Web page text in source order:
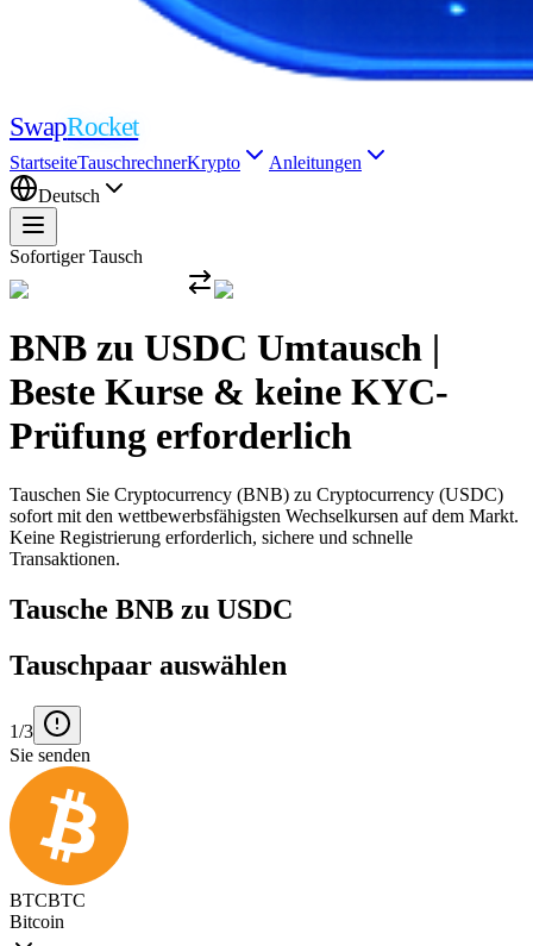
SwapRocket
StartseiteTauschrechnerKrypto
Anleitungen
Deutsch
Sofortiger Tausch
BNB zu USDC Umtausch |
Beste Kurse & keine KYC-
Prüfung erforderlich
Tauschen Sie Cryptocurrency (BNB) zu Cryptocurrency (USDC)
sofort mit den wettbewerbsfähigsten Wechselkursen auf dem Markt.
Keine Registrierung erforderlich, sichere und schnelle
Transaktionen.
Tausche BNB zu USDC
Tauschpaar auswählen
1/3
Sie senden
BTCBTC
Bitcoin